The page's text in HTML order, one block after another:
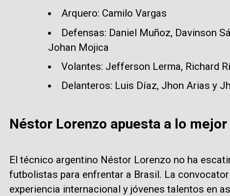
Arquero: Camilo Vargas
Defensas: Daniel Muñoz, Davinson
Johan Mojica
Volantes: Jefferson Lerma, Richard
Delanteros: Luis Díaz, Jhon Arias y
Néstor Lorenzo apuesta a lo mejor
El técnico argentino Néstor Lorenzo no ha
futbolistas para enfrentar a Brasil. La
experiencia internacional y jóvenes talentos en